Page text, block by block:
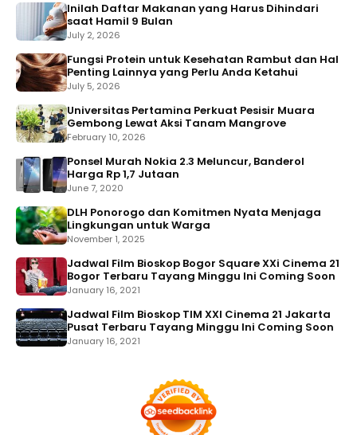
Inilah Daftar Makanan yang Harus Dihindari
saat Hamil 9 Bulan
July 2, 2026
Fungsi Protein untuk Kesehatan Rambut dan Hal
Penting Lainnya yang Perlu Anda Ketahui
July 5, 2026
Universitas Pertamina Perkuat Pesisir Muara
Gembong Lewat Aksi Tanam Mangrove
February 10, 2026
Ponsel Murah Nokia 2.3 Meluncur, Banderol
Harga Rp 1,7 Jutaan
June 7, 2020
DLH Ponorogo dan Komitmen Nyata Menjaga
Lingkungan untuk Warga
November 1, 2025
Jadwal Film Bioskop Bogor Square XXi Cinema 21
Bogor Terbaru Tayang Minggu Ini Coming Soon
January 16, 2021
Jadwal Film Bioskop TIM XXI Cinema 21 Jakarta
Pusat Terbaru Tayang Minggu Ini Coming Soon
January 16, 2021